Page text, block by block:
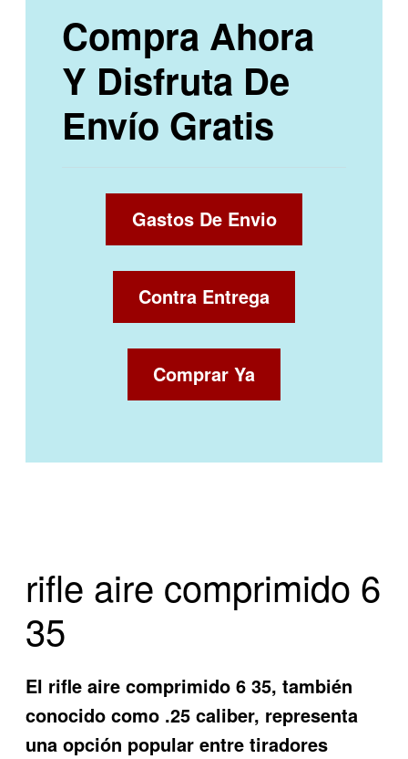
Compra Ahora
Y Disfruta De
Envío Gratis
Gastos De Envio
Contra Entrega
Comprar Ya
rifle aire comprimido 6
35
El rifle aire comprimido 6 35, también
conocido como .25 caliber, representa
una opción popular entre tiradores